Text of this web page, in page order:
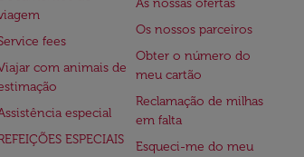
fees
com animais de
especial
ESPECIAIS
As nossas ofertas
Os nossos parceiros
Obter o número do
meu cartão
Reclamação de milhas
em falta
Esqueci-me do meu